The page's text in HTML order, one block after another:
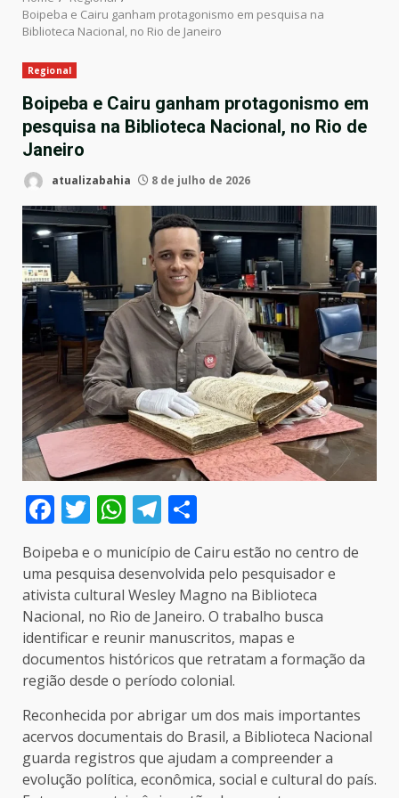
Boipeba e Cairu ganham protagonismo em pesquisa na
Biblioteca Nacional, no Rio de Janeiro
Regional
Boipeba e Cairu ganham protagonismo em
pesquisa na Biblioteca Nacional, no Rio de
Janeiro
atualizabahia 8 de julho de 2026
Facebook
Twitter
WhatsApp
Telegram
Boipeba e o município de Cairu estão no centro de
uma pesquisa desenvolvida pelo pesquisador e
ativista cultural Wesley Magno na Biblioteca
Nacional, no Rio de Janeiro. O trabalho busca
identificar e reunir manuscritos, mapas e
documentos históricos que retratam a formação da
região desde o período colonial.
Reconhecida por abrigar um dos mais importantes
acervos documentais do Brasil, a Biblioteca Nacional
guarda registros que ajudam a compreender a
evolução política, econômica, social e cultural do país.